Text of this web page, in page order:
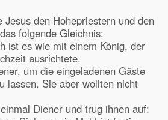
den Hohepriestern und den
folgende Gleichnis:
ist es wie mit einem König, der
ausrichtete.
um die eingeladenen Gäste
lassen. Sie aber wollten nicht
Diener und trug ihnen auf: